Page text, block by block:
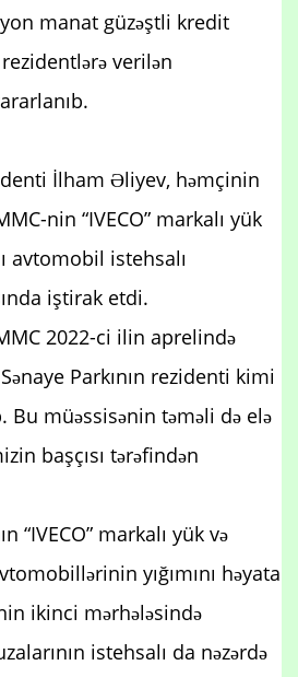
manat güzəştli kredit
verilən
İlham Əliyev, həmçinin
nin “IVECO” markalı yük
avtomobil istehsalı
iştirak etdi.
2022-ci ilin aprelində
Parkının rezidenti kimi
Bu müəssisənin təməli də elə
başçısı tərəfindən
“IVECO” markalı yük və
yığımını həyata
ikinci mərhələsində
istehsalı da nəzərdə